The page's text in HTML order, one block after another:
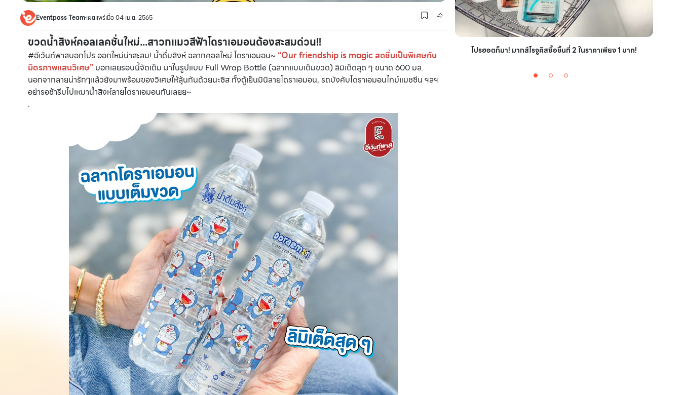
Eventpass Teamเผยแพร่เมื่อ 04 เม.ย. 2565
ขวดน้ำสิงห์คอลเลคชั่นใหม่...สาวกแมวสีฟ้าโดราเอมอนต้องสะสมด่วน!!
#อีเว้นท์พาสบอกโปร ออกใหม่น่าสะสม! นํ้าดื่มสิงห์ ฉลากคอลใหม่ โดราเอมอน~ “Our friendship is magic สดชื่นเป็นพิเศษกับ
มิตรภาพแสนวิเศษ” บอกเลยรอบนี้จัดเต็ม มาในรูปแบบ Full Wrap Bottle (ฉลากแบบเต็มขวด) ลิมิเต็ดสุด ๆ ขนาด 600 มล.
นอกจากลายน่ารักๆแล้วยังมาพร้อมของวิเศษให้ลุ้นกันด้วยนะซิส ทั้งตู้เย็นมินิลายโดราเอมอน, รถบังคับโดราเอมอนไทม์แมชชีน ฯลฯ
อย่ารอช้ารีบไปเหมานํ้าสิงห์ลายโดราเอมอนกันเลยย~
.
CMG SHOP SHOP รวมแบรนด์ตัวท็อป ลดสูงสุด50% โปรฮอตก็มา! มากส์โรจูคิสซื้อชิ้นที่ 2 ในราคาเพียง 1 บาท!